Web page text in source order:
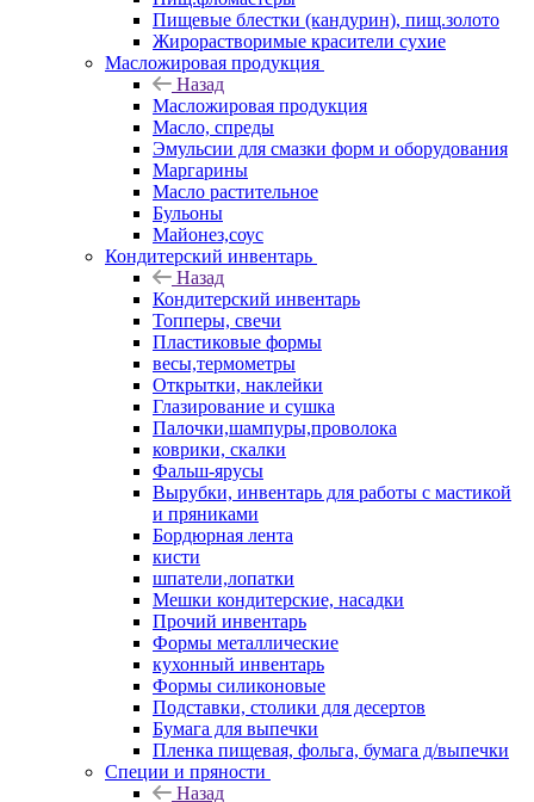
Пищевые блестки (кандурин), пищ.золото
Жирорастворимые красители сухие
Масложировая продукция
Назад
Масложировая продукция
Масло, спреды
Эмульсии для смазки форм и оборудования
Маргарины
Масло растительное
Бульоны
Майонез,соус
Кондитерский инвентарь
Назад
Кондитерский инвентарь
Топперы, свечи
Пластиковые формы
весы,термометры
Открытки, наклейки
Глазирование и сушка
Палочки,шампуры,проволока
коврики, скалки
Фальш-ярусы
Вырубки, инвентарь для работы с мастикой
и пряниками
Бордюрная лента
кисти
шпатели,лопатки
Мешки кондитерские, насадки
Прочий инвентарь
Формы металлические
кухонный инвентарь
Формы силиконовые
Подставки, столики для десертов
Бумага для выпечки
Пленка пищевая, фольга, бумага д/выпечки
Специи и пряности
Назад